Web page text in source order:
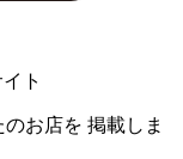
ト
のお店を 掲載しま